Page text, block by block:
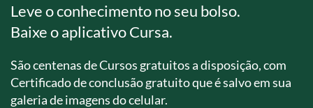
Leve o conhecimento no seu bolso.
Baixe o aplicativo Cursa.
São centenas de Cursos gratuitos a disposição, com
Certificado de conclusão gratuito que é salvo em sua
galeria de imagens do celular.